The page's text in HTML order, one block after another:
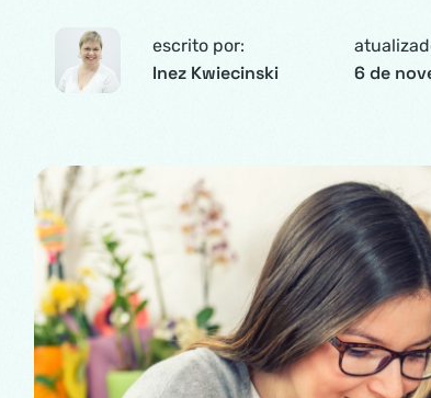
escrito por:
Inez Kwiecinski 6 de